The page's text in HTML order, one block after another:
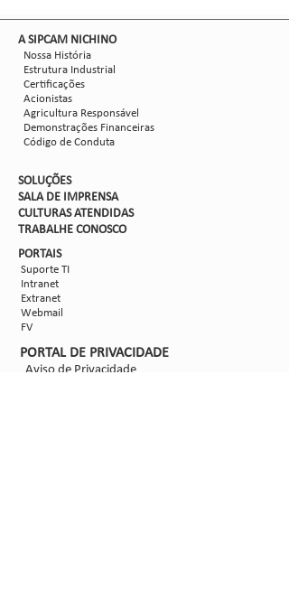
​A SIPCAM NICHINO
Nossa História
Estrutura Industrial
Certificações
Acionistas
Agricultura Responsável
Demonstrações Financeiras
Código de Conduta
SOLUÇÕES
SALA DE IMPRENSA
CULTURAS ATENDIDAS
TRABALHE CONOSCO
PORTAIS
Suporte TI
Intranet
Extranet
Webmail
FV
PORTAL DE PRIVACIDADE
Aviso de Privacidade